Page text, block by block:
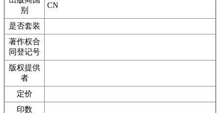
别
CN
是否套装
著作权合
同登记号
版权提供
者
定价
印数